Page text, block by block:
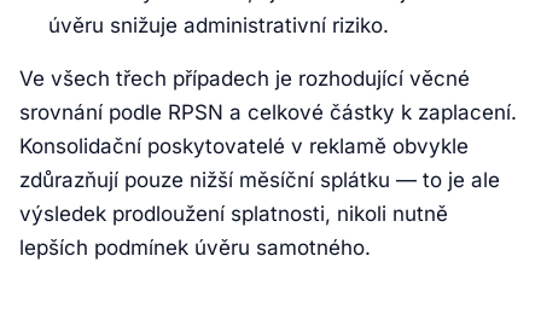
úvěru snižuje administrativní riziko.
Ve všech třech případech je rozhodující věcné
srovnání podle RPSN a celkové částky k zaplacení.
Konsolidační poskytovatelé v reklamě obvykle
zdůrazňují pouze nižší měsíční splátku — to je ale
výsledek prodloužení splatnosti, nikoli nutně
lepších podmínek úvěru samotného.